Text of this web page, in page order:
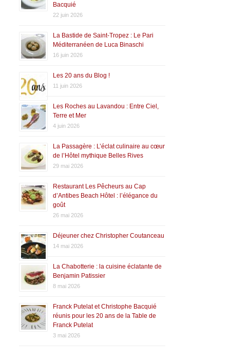
Bacquié
22 juin 2026
La Bastide de Saint-Tropez : Le Pari
Méditerranéen de Luca Binaschi
16 juin 2026
Les 20 ans du Blog !
11 juin 2026
Les Roches au Lavandou : Entre Ciel,
Terre et Mer
4 juin 2026
La Passagère : L’éclat culinaire au cœur
de l’Hôtel mythique Belles Rives
29 mai 2026
Restaurant Les Pêcheurs au Cap
d’Antibes Beach Hôtel : l’élégance du
goût
26 mai 2026
Déjeuner chez Christopher Coutanceau
14 mai 2026
La Chabotterie : la cuisine éclatante de
Benjamin Patissier
8 mai 2026
Franck Putelat et Christophe Bacquié
réunis pour les 20 ans de la Table de
Franck Putelat
3 mai 2026